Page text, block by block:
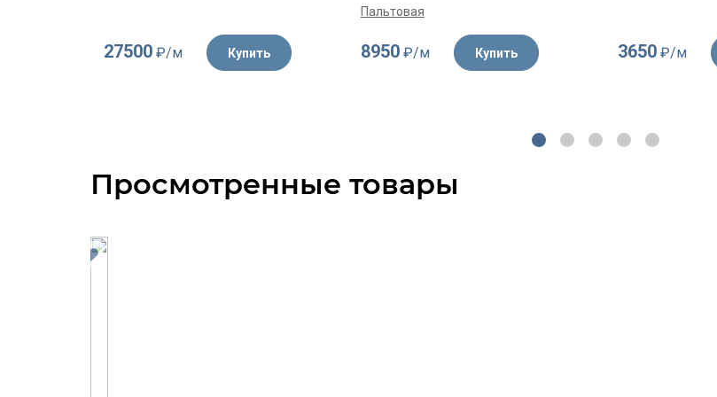
27500 ₽/м Купить
Пальтовая
8950₽/м Купить 3650₽/м
Просмотренные товары